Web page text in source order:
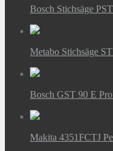
Bosch Stichsäge
Metabo Stichsäge
Bosch GST 90 E
Makita 4351FCTJ